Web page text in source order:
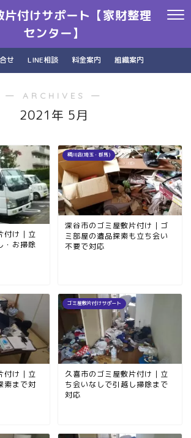
片付けサポート【家財整理
センター】
せ LINE相談 料金案内 組織案内
― ARCHIVES ―
2021年 5月
付け｜立
・お掃除
桶川店(埼玉・群馬)
深谷市のゴミ屋敷片付け｜ゴ
ミ部屋の遺品探索も立ち会い
不要で対応
付け｜立
索まで対
ゴミ屋敷片付けサポート
久喜市のゴミ屋敷片付け｜立
ち会いなしで引越し掃除まで
対応